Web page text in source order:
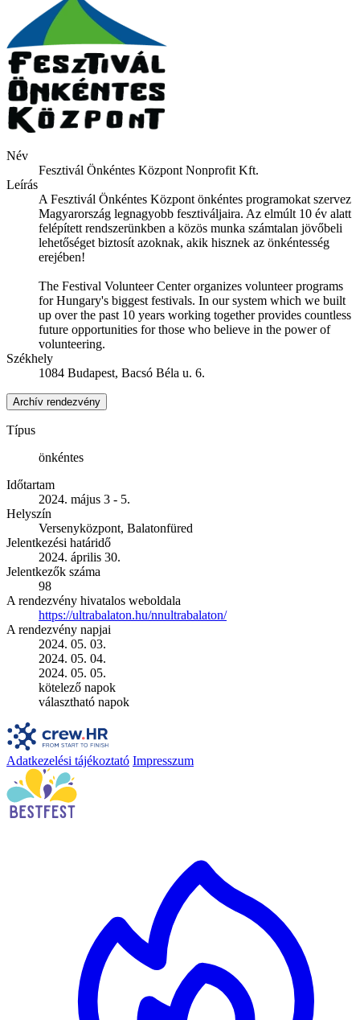
Név
Fesztivál Önkéntes Központ Nonprofit Kft.
Leírás
A Fesztivál Önkéntes Központ önkéntes programokat szervez
Magyarország legnagyobb fesztiváljaira. Az elmúlt 10 év alatt
felépített rendszerünkben a közös munka számtalan jövőbeli
lehetőséget biztosít azoknak, akik hisznek az önkéntesség
erejében!
The Festival Volunteer Center organizes volunteer programs
for Hungary's biggest festivals. In our system which we built
up over the past 10 years working together provides countless
future opportunities for those who believe in the power of
volunteering.
Székhely
1084 Budapest, Bacsó Béla u. 6.
Archív rendezvény
Típus
önkéntes
Időtartam
2024. május 3 - 5.
Helyszín
Versenyközpont, Balatonfüred
Jelentkezési határidő
2024. április 30.
Jelentkezők száma
98
A rendezvény hivatalos weboldala
https://ultrabalaton.hu/nnultrabalaton/
A rendezvény napjai
2024. 05. 03.
2024. 05. 04.
2024. 05. 05.
kötelező napok
választható napok
Adatkezelési tájékoztató Impresszum